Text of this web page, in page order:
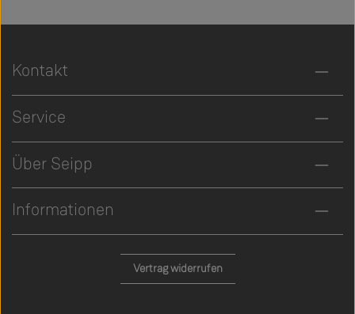
Kontakt
Service
Über Seipp
Informationen
Vertrag widerrufen